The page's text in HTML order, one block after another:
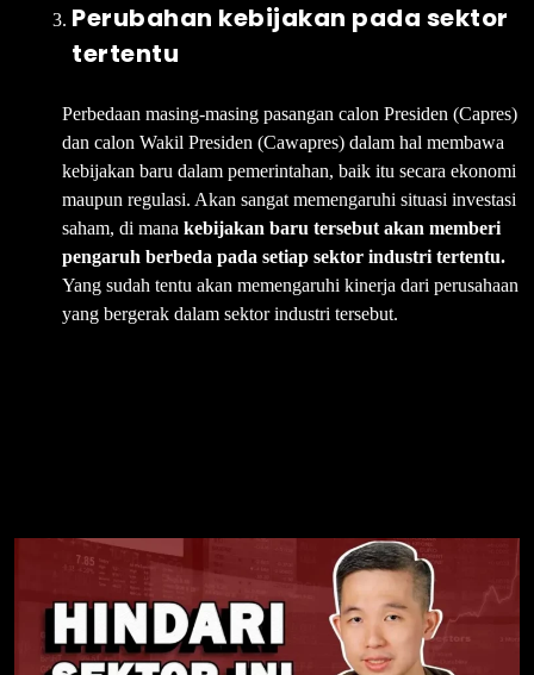
Perubahan kebijakan pada sektor
tertentu
Perbedaan masing-masing pasangan calon Presiden (Capres)
dan calon Wakil Presiden (Cawapres) dalam hal membawa
kebijakan baru dalam pemerintahan, baik itu secara ekonomi
maupun regulasi. Akan sangat memengaruhi situasi investasi
saham, di mana kebijakan baru tersebut akan memberi
pengaruh berbeda pada setiap sektor industri tertentu.
Yang sudah tentu akan memengaruhi kinerja dari perusahaan
yang bergerak dalam sektor industri tersebut.